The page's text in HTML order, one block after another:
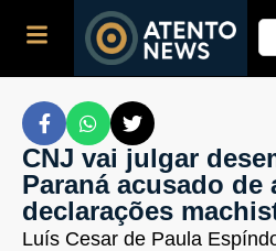
CNJ vai julgar
Paraná acusado de
declarações
Luís Cesar de Paula